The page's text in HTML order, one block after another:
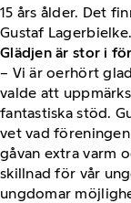
15 års ålder. Det
Gustaf Lagerbielke.
Glädjen är stor i
– Vi är oerhört
valde att
fantastiska stöd.
vet vad
gåvan extra varm
skillnad för vår
ungdomar